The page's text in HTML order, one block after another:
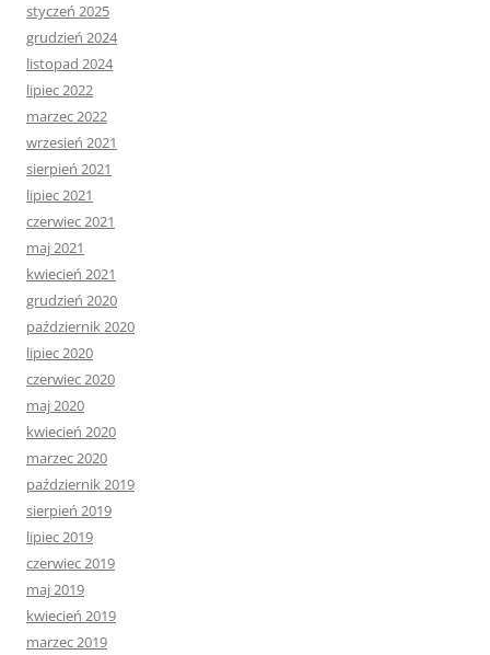
styczeń 2025
grudzień 2024
listopad 2024
lipiec 2022
marzec 2022
wrzesień 2021
sierpień 2021
lipiec 2021
czerwiec 2021
maj 2021
kwiecień 2021
grudzień 2020
październik 2020
lipiec 2020
czerwiec 2020
maj 2020
kwiecień 2020
marzec 2020
październik 2019
sierpień 2019
lipiec 2019
czerwiec 2019
maj 2019
kwiecień 2019
marzec 2019